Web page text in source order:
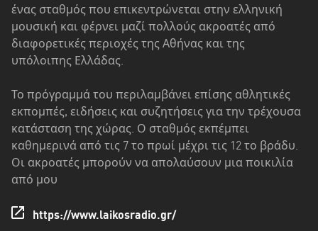
Κεντρική
Κρήτη
Νότιο
Αιγαίο
Πελοπόννησος
Στερεά
ένας σταθμός που επικεντρώνεται στην ελληνική
μουσική και φέρνει μαζί πολλούς ακροατές από
διαφορετικές περιοχές της Αθήνας και της
υπόλοιπης Ελλάδας.
Το πρόγραμμά του περιλαμβάνει επίσης αθλητικές
εκπομπές, ειδήσεις και συζητήσεις για την τρέχουσα
κατάσταση της χώρας. Ο σταθμός εκπέμπει
καθημερινά από τις 7 το πρωί μέχρι τις 12 το βράδυ.
Οι ακροατές μπορούν να απολαύσουν μια ποικιλία
από μου
https://www.laikosradio.gr/